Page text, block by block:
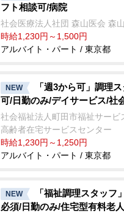
フト相談可/病院
社会医療法人社団 森山医会 森
時給1,230円～1,500円
アルバイト・パート / 東京都
NEW
「週3から可」調理
可/日勤のみ/デイサービス/社
社会福祉法人町田市福祉サービ
高齢者在宅サービスセンター
時給1,230円～1,250円
アルバイト・パート / 東京都
NEW
「福祉調理スタッフ
必須/日勤のみ/住宅型有料老